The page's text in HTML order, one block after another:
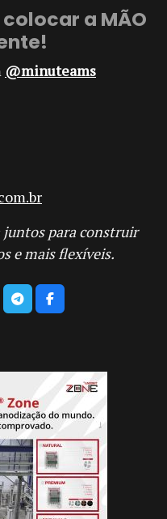
colocar a MÃO
@minuteams
juntos para construir
e mais flexíveis.